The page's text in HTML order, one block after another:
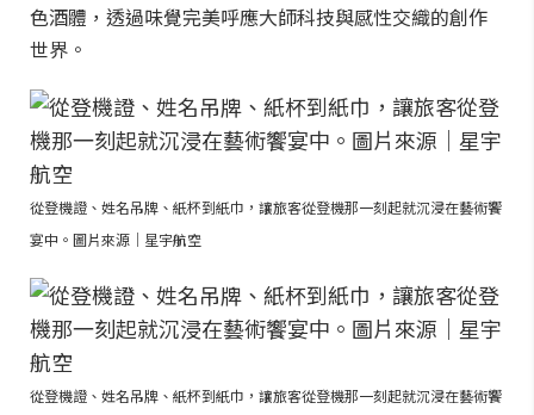
色酒體，透過味覺完美呼應大師科技與感性交織的創作
世界。
從登機證、姓名吊牌、紙杯到紙巾，讓旅客從登機那一刻起就沉浸在藝術饗
宴中。圖片來源｜星宇航空
從登機證、姓名吊牌、紙杯到紙巾，讓旅客從登機那一刻起就沉浸在藝術饗